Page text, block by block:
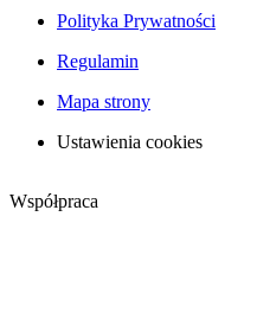
Polityka Prywatności
Regulamin
Mapa strony
Ustawienia cookies
Współpraca